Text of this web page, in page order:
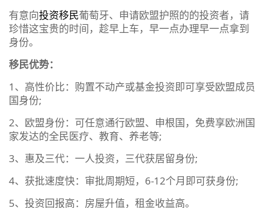
有意向投资移民葡萄牙、申请欧盟护照的的投资者，请
珍惜这宝贵的时间，趁早上车，早一点办理早一点拿到
身份。
移民优势：
1、高性价比：购置不动产或基金投资即可享受欧盟成员
国身份;
2、欧盟身份：可任意通行欧盟、申根国，免费享欧洲国
家发达的全民医疗、教育、养老等;
3、惠及三代：一人投资，三代获居留身份;
4、获批速度快：审批周期短，6-12个月即可获身份;
5、投资回报高：房屋升值，租金收益高。